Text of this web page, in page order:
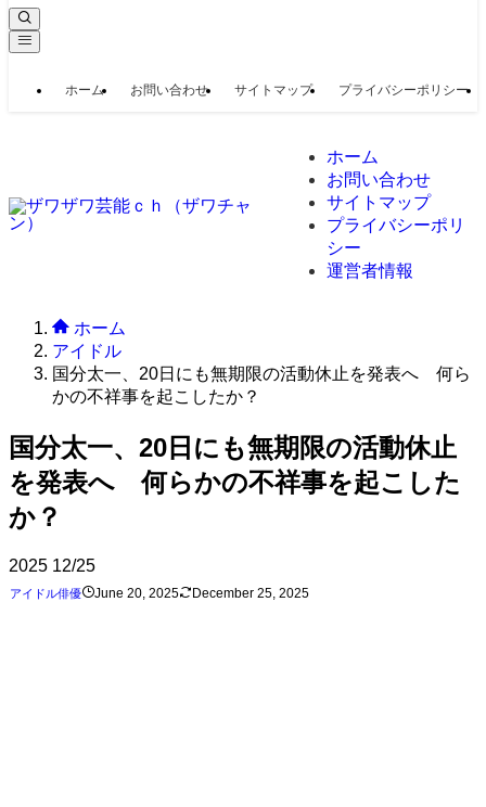
ホーム お問い合わせ サイトマップ プライバシーポリシー
ホーム
お問い合わせ
サイトマップ
プライバシーポリ
シー
運営者情報
ホーム
アイドル
国分太一、20日にも無期限の活動休止を発表へ 何ら
かの不祥事を起こしたか？
国分太一、20日にも無期限の活動休止
を発表へ 何らかの不祥事を起こした
か？
2025 12/25
アイドル俳優 June 20, 2025 December 25, 2025